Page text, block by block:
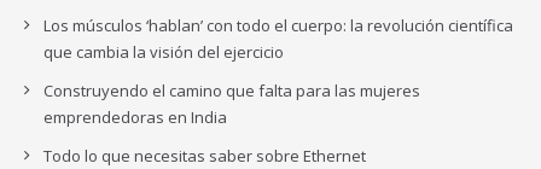
Los músculos ‘hablan’ con todo el cuerpo: la revolución científica
que cambia la visión del ejercicio
Construyendo el camino que falta para las mujeres
emprendedoras en India
Todo lo que necesitas saber sobre Ethernet